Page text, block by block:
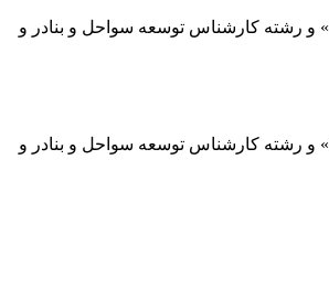
«قابل توجه معرفی شدگان آزمون فراگیر» پیرو اطلاعیه شماره «۴» مبنی بر اعلام جدول زمانبندی، از معرفی شدگان رشته کارشناس امور دریایی «۱» و «۲» و «۳» و رشته کارشناس توسعه سواحل و بنادر و
«قابل توجه معرفی شدگان آزمون فراگیر» پیرو اطلاعیه شماره «۴» مبنی بر اعلام جدول زمانبندی، از معرفی شدگان رشته کارشناس امور دریایی «۱» و «۲» و «۳» و رشته کارشناس توسعه سواحل و بنادر و